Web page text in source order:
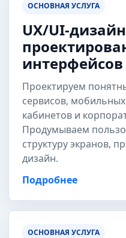
ОСНОВНАЯ УСЛУГА
UX/UI-
интерфейсов
Проектируем
сервисов,
кабинетов и
Продумываем
структуру экранов,
дизайн.
Подробнее
ОСНОВНАЯ УСЛУГА